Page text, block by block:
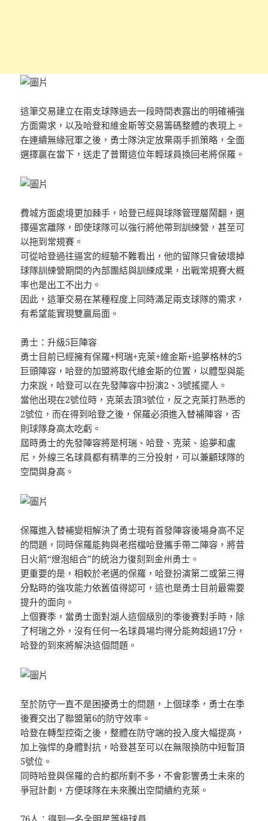
這筆交易建立在兩支球隊過去一段時間表露出的明確補強
方面需求，以及哈登和維金斯等交易籌碼整體的表現上。
在連續無緣冠軍之後，勇士隊決定放棄兩手抓策略，全面
選擇贏在當下，送走了普爾這位年輕球員換回老將保羅。
費城方面處境更加棘手，哈登已經與球隊管理層鬧翻，選
擇逼宮離隊，即使球隊可以強行將他帶到訓練營，甚至可
以拖到常規賽。
可從哈登過往逼宮的經驗不難看出，他的留隊只會破壞掉
球隊訓練營期間的內部團結與訓練成果，出戰常規賽大概
率也是出工不出力。
因此，這筆交易在某種程度上同時滿足兩支球隊的需求，
有希望能實現雙贏局面。
勇士：升級5巨陣容
勇士目前已經擁有保羅+柯瑞+克萊+維金斯+追夢格林的5
巨頭陣容，哈登的加盟將取代維金斯的位置，以體型與能
力來說，哈登可以在先發陣容中扮演2、3號搖擺人。
當他出現在2號位時，克萊去頂3號位，反之克萊打熟悉的
2號位，而在得到哈登之後，保羅必須進入替補陣容，否
則球隊身高太吃虧。
屆時勇士的先發陣容將是柯瑞、哈登、克萊、追夢和盧
尼，外線三名球員都有精準的三分投射，可以兼顧球隊的
空間與身高。
保羅進入替補變相解決了勇士現有首發陣容後場身高不足
的問題，同時保羅能夠與老搭檔哈登攜手帶二陣容，將昔
日火箭“燈泡組合”的統治力復刻到金州勇士。
更重要的是，相較於老邁的保羅，哈登扮演第二或第三得
分點時的強攻能力依舊值得認可，這也是勇士目前最需要
提升的面向。
上個賽季，當勇士面對湖人這個級別的季後賽對手時，除
了柯瑞之外，沒有任何一名球員場均得分能夠超過17分，
哈登的到來將解決這個問題。
至於防守一直不是困擾勇士的問題，上個球季，勇士在季
後賽交出了聯盟第6的防守效率。
哈登在轉型控衛之後，整體在防守端的投入度大幅提高，
加上強悍的身體對抗，哈登甚至可以在無限換防中短暫頂
5號位。
同時哈登與保羅的合約都所剩不多，不會影響勇士未來的
爭冠計劃，方便球隊在未來騰出空間續約克萊。
76人：得到一名全明星等級球員